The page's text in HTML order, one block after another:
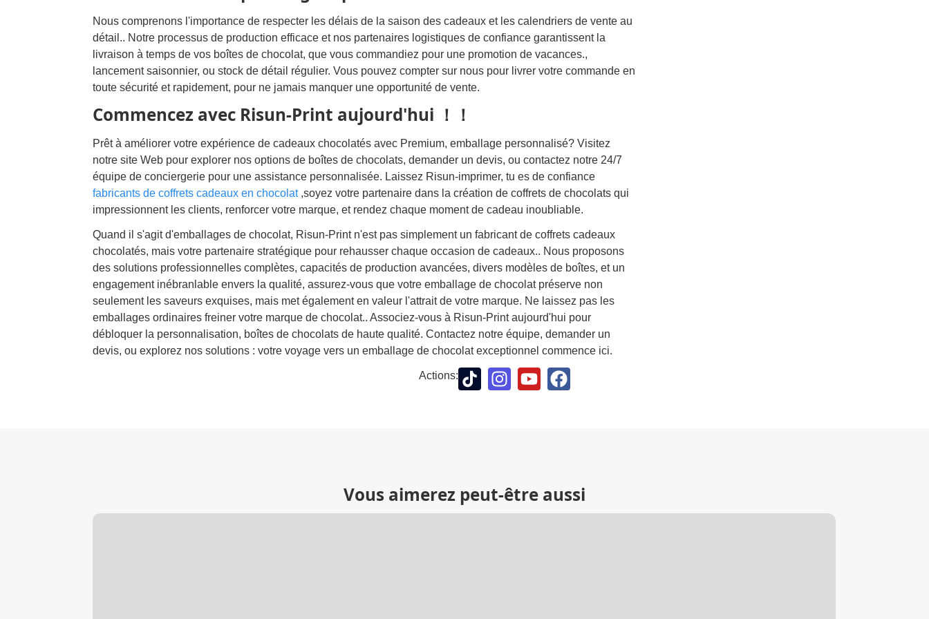
Nous comprenons l'importance de respecter les délais de la saison des cadeaux et les calendriers de vente au
détail.. Notre processus de production efficace et nos partenaires logistiques de confiance garantissent la
livraison à temps de vos boîtes de chocolat, que vous commandiez pour une promotion de vacances.,
lancement saisonnier, ou stock de détail régulier. Vous pouvez compter sur nous pour livrer votre commande en
toute sécurité et rapidement, pour ne jamais manquer une opportunité de vente.
Commencez avec Risun-Print aujourd'hui ！！
Prêt à améliorer votre expérience de cadeaux chocolatés avec Premium, emballage personnalisé? Visitez
notre site Web pour explorer nos options de boîtes de chocolats, demander un devis, ou contactez notre 24/7
équipe de conciergerie pour une assistance personnalisée. Laissez Risun-imprimer, tu es de confiance
fabricants de coffrets cadeaux en chocolat,soyez votre partenaire dans la création de coffrets de chocolats qui
impressionnent les clients, renforcer votre marque, et rendez chaque moment de cadeau inoubliable.
Quand il s'agit d'emballages de chocolat, Risun-Print n'est pas simplement un fabricant de coffrets cadeaux
chocolatés, mais votre partenaire stratégique pour rehausser chaque occasion de cadeaux.. Nous proposons
des solutions professionnelles complètes, capacités de production avancées, divers modèles de boîtes, et un
engagement inébranlable envers la qualité, assurez-vous que votre emballage de chocolat préserve non
seulement les saveurs exquises, mais met également en valeur l'attrait de votre marque. Ne laissez pas les
emballages ordinaires freiner votre marque de chocolat.. Associez-vous à Risun-Print aujourd'hui pour
débloquer la personnalisation, boîtes de chocolats de haute qualité. Contactez notre équipe, demander un
devis, ou explorez nos solutions : votre voyage vers un emballage de chocolat exceptionnel commence ici.
Actions:
Vous aimerez peut-être aussi